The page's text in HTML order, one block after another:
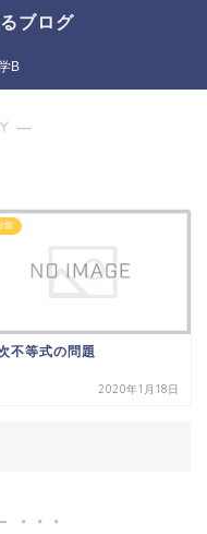
ブログ
B
―
類
不等式の問題
2020年1月18日